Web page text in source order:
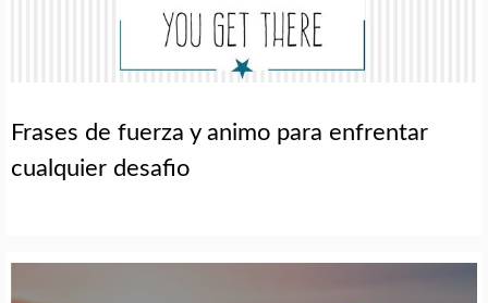
Frases de fuerza y animo para enfrentar
cualquier desafio